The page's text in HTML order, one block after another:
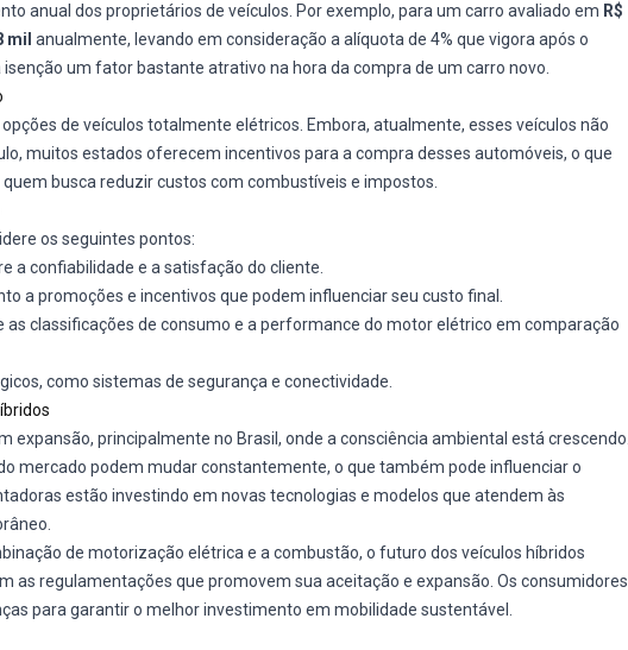
anual dos proprietários de veículos. Por exemplo, para um carro avaliado em R$
mil anualmente, levando em consideração a alíquota de 4% que vigora após o
um fator bastante atrativo na hora da compra de um carro novo.
de veículos totalmente elétricos. Embora, atualmente, esses veículos não
muitos estados oferecem incentivos para a compra desses automóveis, o que
busca reduzir custos com combustíveis e impostos.
os seguintes pontos:
a confiabilidade e a satisfação do cliente.
a promoções e incentivos que podem influenciar seu custo final.
as classificações de consumo e a performance do motor elétrico em comparação
como sistemas de segurança e conectividade.
expansão, principalmente no Brasil, onde a consciência ambiental está crescendo.
mercado podem mudar constantemente, o que também pode influenciar o
estão investindo em novas tecnologias e modelos que atendem às
de motorização elétrica e a combustão, o futuro dos veículos híbridos
as regulamentações que promovem sua aceitação e expansão. Os consumidores
para garantir o melhor investimento em mobilidade sustentável.